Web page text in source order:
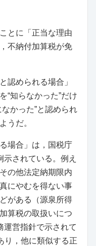
とに「正当な理由
不納付加算税が免
認められる場合」
“知らなかった”だけ
かった”と認められ
うだ。
場合」は，国税庁
されている。例え
の他法定納期限内
にやむを得ない事
がある（源泉所得
算税の取扱いにつ
運営指針で示されて
り，他に類似する正